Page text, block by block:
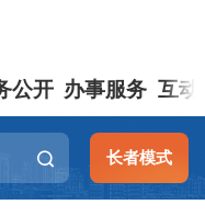
公开 办事服务 互动
长者模式